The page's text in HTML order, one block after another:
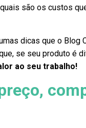
são os custos
dicas que o Blog
se seu produto é
ao seu trabalho!